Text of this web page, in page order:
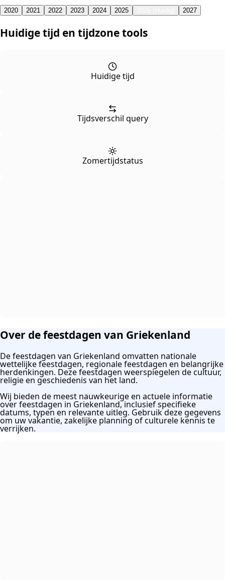
2020 2021 2022 2023 2024 2025 2027
Huidige tijd en tijdzone tools
Huidige tijd
Tijdsverschil query
Zomertijdstatus
Over de feestdagen van Griekenland
De feestdagen van Griekenland omvatten nationale
wettelijke feestdagen, regionale feestdagen en belangrijke
herdenkingen. Deze feestdagen weerspiegelen de cultuur,
religie en geschiedenis van het land.
Wij bieden de meest nauwkeurige en actuele informatie
over feestdagen in Griekenland, inclusief specifieke
datums, typen en relevante uitleg. Gebruik deze gegevens
om uw vakantie, zakelijke planning of culturele kennis te
verrijken.